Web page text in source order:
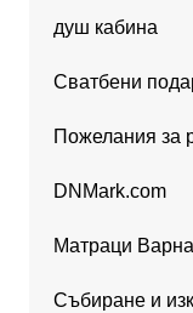
душ кабина
Сватбени
Пожелания за
DNMark.com
Матраци Варна
Събиране и